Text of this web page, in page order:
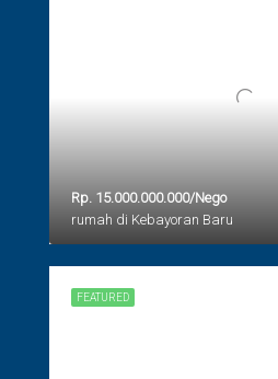
Rp. 15.000.000.000/Nego
rumah di Kebayoran Baru
FEATURED